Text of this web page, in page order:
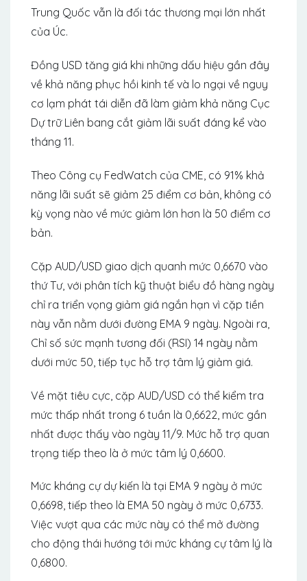
Trung Quốc vẫn là đối tác thương mại lớn nhất
của Úc.
Đồng USD tăng giá khi những dấu hiệu gần đây
về khả năng phục hồi kinh tế và lo ngại về nguy
cơ lạm phát tái diễn đã làm giảm khả năng Cục
Dự trữ Liên bang cắt giảm lãi suất đáng kể vào
tháng 11.
Theo Công cụ FedWatch của CME, có 91% khả
năng lãi suất sẽ giảm 25 điểm cơ bản, không có
kỳ vọng nào về mức giảm lớn hơn là 50 điểm cơ
bản.
Cặp AUD/USD giao dịch quanh mức 0,6670 vào
thứ Tư, với phân tích kỹ thuật biểu đồ hàng ngày
chỉ ra triển vọng giảm giá ngắn hạn vì cặp tiền
này vẫn nằm dưới đường EMA 9 ngày. Ngoài ra,
Chỉ số sức mạnh tương đối (RSI) 14 ngày nằm
dưới mức 50, tiếp tục hỗ trợ tâm lý giảm giá.
Về mặt tiêu cực, cặp AUD/USD có thể kiểm tra
mức thấp nhất trong 6 tuần là 0,6622, mức gần
nhất được thấy vào ngày 11/9. Mức hỗ trợ quan
trọng tiếp theo là ở mức tâm lý 0,6600.
Mức kháng cự dự kiến ​​là tại EMA 9 ngày ở mức
0,6698, tiếp theo là EMA 50 ngày ở mức 0,6733.
Việc vượt qua các mức này có thể mở đường
cho động thái hướng tới mức kháng cự tâm lý là
0,6800.